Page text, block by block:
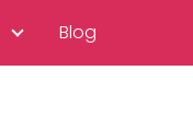
Blog